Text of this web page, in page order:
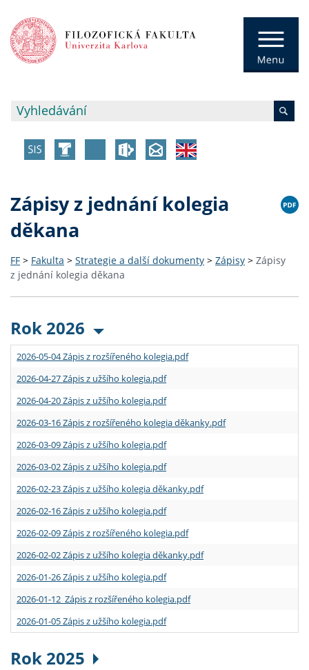
Zápisy z jednání kolegia
děkana
FF > Fakulta > Strategie a další dokumenty > Zápisy > Zápisy
z jednání kolegia děkana
Rok 2026
2026-05-04 Zápis z rozšířeného kolegia.pdf
2026-04-27 Zápis z užšího kolegia.pdf
2026-04-20 Zápis z užšího kolegia.pdf
2026-03-16 Zápis z rozšířeného kolegia děkanky.pdf
2026-03-09 Zápis z užšího kolegia.pdf
2026-03-02 Zápis z užšího kolegia.pdf
2026-02-23 Zápis z užšího kolegia děkanky.pdf
2026-02-16 Zápis z užšího kolegia.pdf
2026-02-09 Zápis z rozšířeného kolegia.pdf
2026-02-02 Zápis z užšího kolegia děkanky.pdf
2026-01-26 Zápis z užšího kolegia.pdf
2026-01-12 Zápis z rozšířeného kolegia.pdf
2026-01-05 Zápis z užšího kolegia.pdf
Rok 2025